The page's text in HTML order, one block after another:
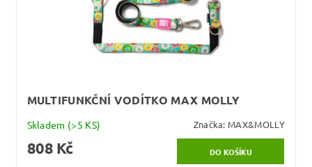
MULTIFUNKČNÍ VODÍTKO MAX MOLLY
Skladem (>5 KS) Značka: MAX&MOLLY
808 Kč